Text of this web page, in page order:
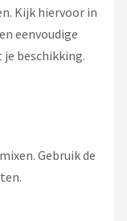
Kijk hiervoor in
eenvoudige
beschikking.
Gebruik de